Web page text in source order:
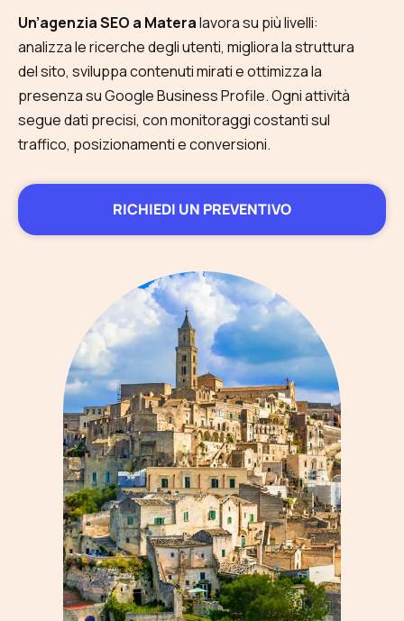
Un’agenzia SEO a Materalavora su più livelli:
analizza le ricerche degli utenti, migliora la struttura
del sito, sviluppa contenuti mirati e ottimizza la
presenza su Google Business Profile. Ogni attività
segue dati precisi, con monitoraggi costanti sul
traffico, posizionamenti e conversioni.
RICHIEDI UN PREVENTIVO